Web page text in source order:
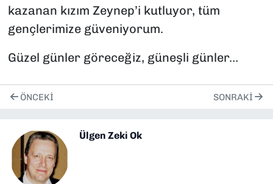
kazanan kızım Zeynep’i kutluyor, tüm
gençlerimize güveniyorum.
Güzel günler göreceğiz, güneşli günler…
ÖNCEKI SONRAKI
Ülgen Zeki Ok